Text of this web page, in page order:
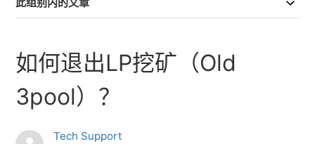
如何退出LP挖矿（Old
3pool）？
Tech Support